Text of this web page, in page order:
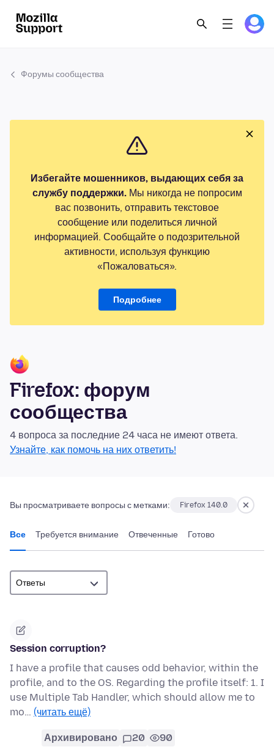
Форумы сообщества
Избегайте мошенников, выдающих себя за
службу поддержки.Мы никогда не попросим
вас позвонить, отправить текстовое
сообщение или поделиться личной
информацией. Сообщайте о подозрительной
активности, используя функцию
«Пожаловаться».
Подробнее
Firefox: форум
сообщества
4 вопроса за последние 24 часа не имеют ответа.
Узнайте, как помочь на них ответить!
Вы просматриваете вопросы с метками: Firefox 140.0
Все Требуется внимание Отвеченные Готово
Session corruption?
I have a profile that causes odd behavior, within the
profile, and to the OS. Regarding the profile itself: 1. I
use Multiple Tab Handler, which should allow me to
mo… (читать ещё)
Архивировано 20 90